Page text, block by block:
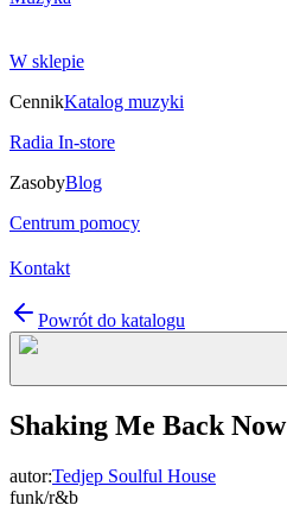
W sklepie
CennikKatalog muzyki
Radia In-store
ZasobyBlog
Centrum pomocy
Kontakt
Powrót do katalogu
Shaking Me Back Now
autor:Tedjep Soulful House
funk/r&b